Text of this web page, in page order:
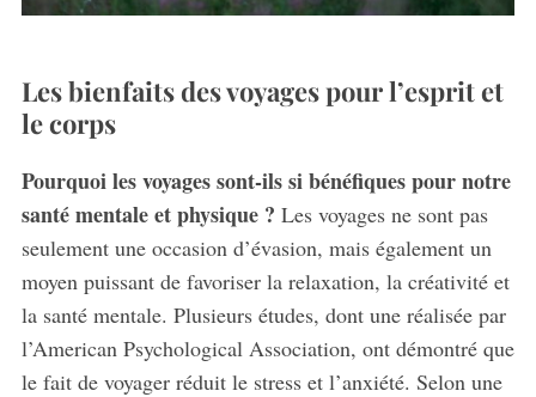
Les bienfaits des voyages pour l’esprit et
le corps
Pourquoi les voyages sont-ils si bénéfiques pour notre
santé mentale et physique ? Les voyages ne sont pas
seulement une occasion d’évasion, mais également un
moyen puissant de favoriser la relaxation, la créativité et
la santé mentale. Plusieurs études, dont une réalisée par
l’American Psychological Association, ont démontré que
le fait de voyager réduit le stress et l’anxiété. Selon une